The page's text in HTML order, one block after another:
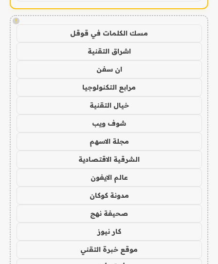
!
مسك الكلمات في قوقل
اشراق التقنية
ان سفن
مرابع التكنولوجيا
خيال التقنية
شوف ويب
مجلة الاسهم
الشرقية الاقتصادية
عالم الايفون
مدونة كوكان
صحيفة نهج
كار نيوز
موقع خبرة التقني